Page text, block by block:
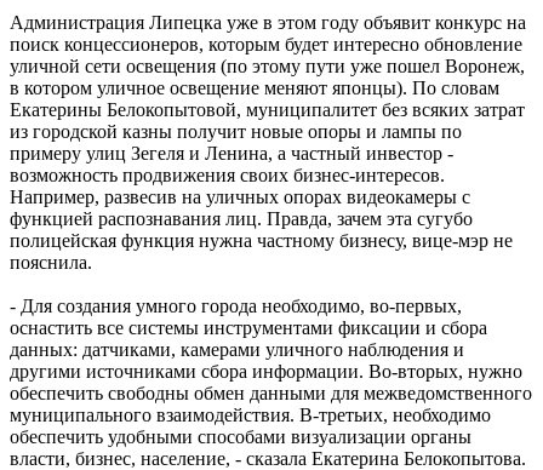
Администрация Липецка уже в этом году объявит конкурс на
поиск концессионеров, которым будет интересно обновление
уличной сети освещения (по этому пути уже пошел Воронеж,
в котором уличное освещение меняют японцы). По словам
Екатерины Белокопытовой, муниципалитет без всяких затрат
из городской казны получит новые опоры и лампы по
примеру улиц Зегеля и Ленина, а частный инвестор -
возможность продвижения своих бизнес-интересов.
Например, развесив на уличных опорах видеокамеры с
функцией распознавания лиц. Правда, зачем эта сугубо
полицейская функция нужна частному бизнесу, вице-мэр не
пояснила.
- Для создания умного города необходимо, во-первых,
оснастить все системы инструментами фиксации и сбора
данных: датчиками, камерами уличного наблюдения и
другими источниками сбора информации. Во-вторых, нужно
обеспечить свободны обмен данными для межведомственного
муниципального взаимодействия. В-третьих, необходимо
обеспечить удобными способами визуализации органы
власти, бизнес, население, - сказала Екатерина Белокопытова.